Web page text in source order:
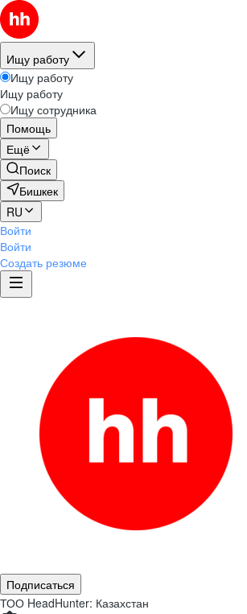
Ищу работу
Ищу работу
Ищу работу
Ищу сотрудника
Помощь
Ещё
Поиск
Бишкек
RU
Войти
Войти
Создать резюме
Подписаться
ТОО HeadHunter: Казахстан